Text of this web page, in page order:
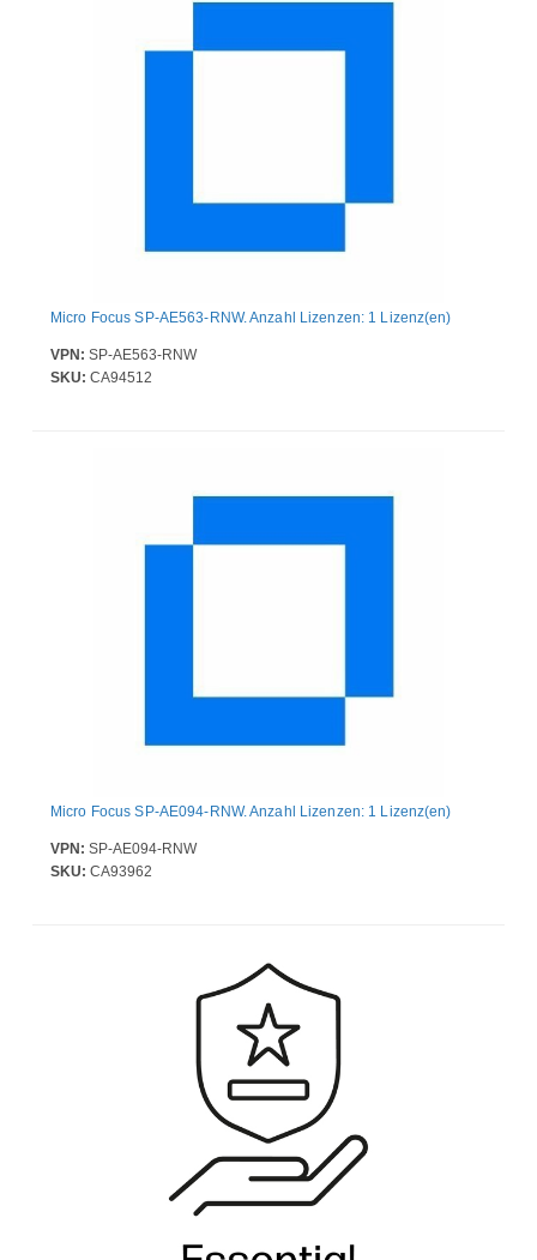
Micro Focus SP-AE563-RNW. Anzahl Lizenzen: 1 Lizenz(en)
VPN: SP-AE563-RNW
SKU: CA94512
Micro Focus SP-AE094-RNW. Anzahl Lizenzen: 1 Lizenz(en)
VPN: SP-AE094-RNW
SKU: CA93962